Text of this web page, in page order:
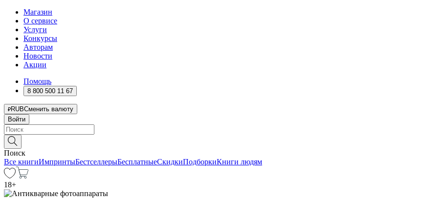
Магазин
О сервисе
Услуги
Конкурсы
Авторам
Новости
Акции
Помощь
8 800 500 11 67
RUBСменить валюту
Войти
Поиск
Все книгиИмпринтыБестселлерыБесплатныеСкидкиПодборкиКниги людям
18+